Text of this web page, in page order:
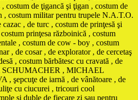
costum de ţigancă şi ţigan , costum de
, costum militar pentru trupele N.A.T.O.
, de turc , costum de prinţesă şi
prinţesa războinică , costum
, costum de cow - boy , costum
, de cosar , de explorator , de cercetaş
, costum bărbătesc cu cravată , de
SCHUMACHER , MICHAEL
şepcuţe de iarnă , de vânătoare , de
cu ciucurei , tricouri cool
şi duble de fiecare zi sau pentru